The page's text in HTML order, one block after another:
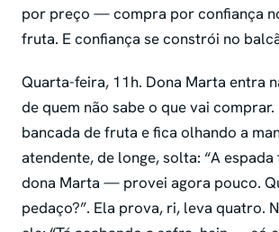
por preço — compra por confiança
fruta. E confiança se constrói no
Quarta-feira, 11h. Dona Marta entra
de quem não sabe o que vai comprar.
bancada de fruta e fica olhando a
atendente, de longe, solta: “A
dona Marta — provei agora pouco.
pedaço?”. Ela prova, ri, leva quatro.